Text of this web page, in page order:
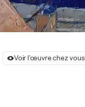
Voir l'œuvre chez vous